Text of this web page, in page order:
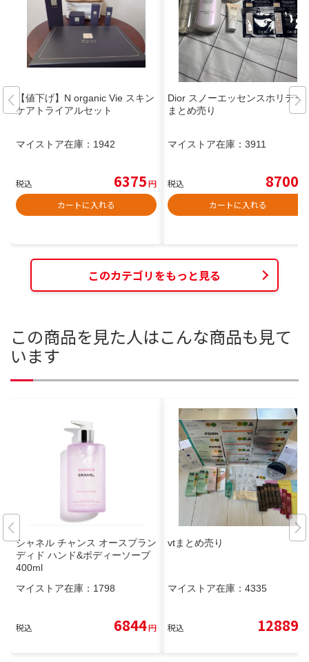
【値下げ】N organic Vie スキン
ケアトライアルセット
マイストア在庫： 1942
税込 6375円
カートに入れる
Dior スノーエッセンスホリデー
まとめ売り
マイストア在庫： 3911
税込 8700
カートに入れる
このカテゴリをもっと見る
この商品を見た人はこんな商品も見て
います
シャネル チャンス オースプラン
ディド ハンド&ボディーソープ
400ml
マイストア在庫： 1798
税込 6844円
vtまとめ売り
マイストア在庫： 4335
税込 12889